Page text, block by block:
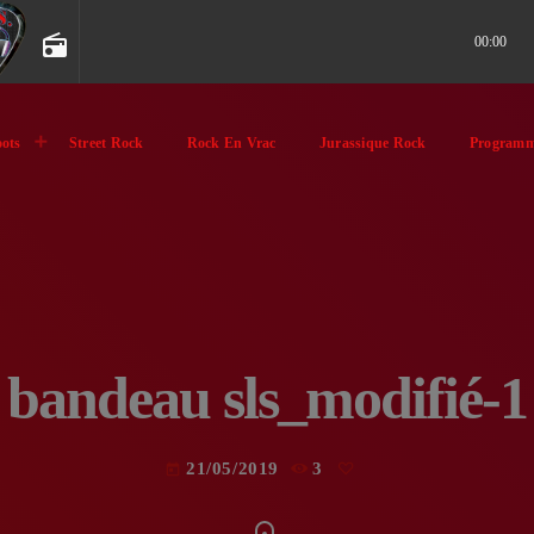
radio 00:00
Street Rock Rock En Vrac Jurassique Rock
bandeau sls_modifié-1
21/05/2019 3